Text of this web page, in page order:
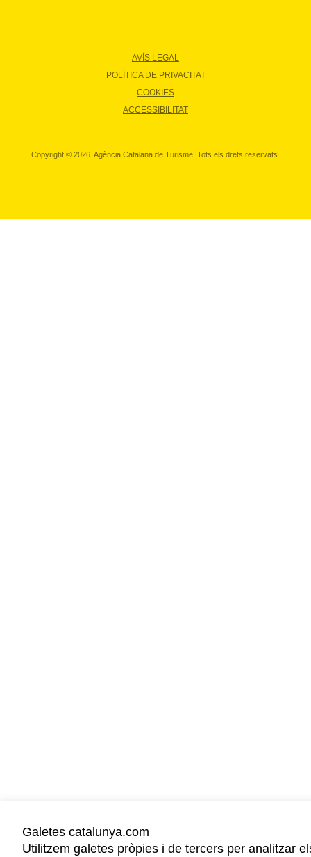
AVÍS LEGAL
POLÍTICA DE PRIVACITAT
COOKIES
ACCESSIBILITAT
Copyright © 2026. Agència Catalana de Turisme. Tots els drets reservats.
Galetes catalunya.com
Utilitzem galetes pròpies i de tercers per analitzar